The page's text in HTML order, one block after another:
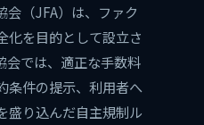
会（JFA）は、ファク
化を目的として設立さ
会では、適正な手数料
条件の提示、利用者へ
盛り込んだ自主規制ル